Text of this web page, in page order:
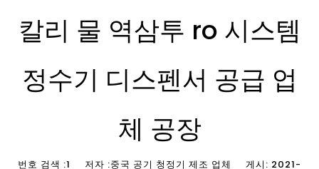
칼리 물 역삼투 ro 시스템
정수기 디스펜서 공급 업
체 공장
번호 검색 :1
저자 :중국 공기 청정기 제조 업체 게시: 2021-